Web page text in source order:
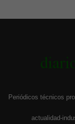
Periódicos técnicos
actualidad-